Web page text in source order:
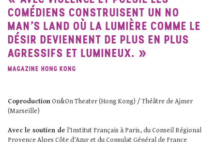
COMÉDIENS CONSTRUISENT UN NO
MAN’S LAND OÙ LA LUMIÈRE COMME LE
DÉSIR DEVIENNENT DE PLUS EN PLUS
AGRESSIFS ET LUMINEUX.
MAGAZINE HONG KONG
CoproductionOn&On Theater (Hong Kong) / Théâtre de Ajmer
(Marseille)
Avec le soutien de l’Institut Français à Paris, du Conseil Régional
Provence Alpes Côte d’Azur et du Consulat Général de France